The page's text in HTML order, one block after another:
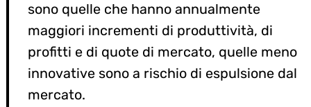
sono quelle che hanno annualmente
maggiori incrementi di produttività, di
profitti e di quote di mercato, quelle meno
innovative sono a rischio di espulsione dal
mercato.